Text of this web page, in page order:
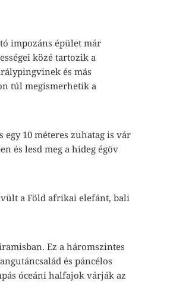
impozáns épület már
közé tartozik a
és más
túl megismerhetik a
10 méteres zuhatag is vár
és lesd meg a hideg égöv
a Föld afrikai elefánt, bali
Ez a háromszintes
és páncélos
óceáni halfajok várják az